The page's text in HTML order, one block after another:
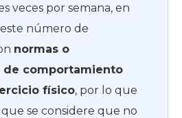
veces por semana, en
número de
normas o
comportamiento
físico, por lo que
se considere que no